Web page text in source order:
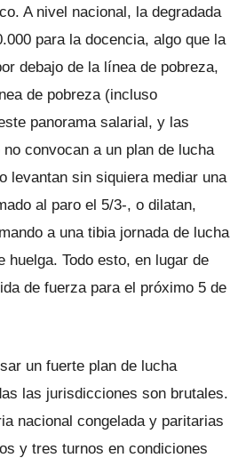
A nivel nacional, la degradada
para la docencia, algo que la
debajo de la línea de pobreza,
de pobreza (incluso
panorama salarial, y las
convocan a un plan de lucha
levantan sin siquiera mediar una
al paro el 5/3-, o dilatan,
a una tibia jornada de lucha
Todo esto, en lugar de
de fuerza para el próximo 5 de
un fuerte plan de lucha
las jurisdicciones son brutales.
nacional congelada y paritarias
y tres turnos en condiciones